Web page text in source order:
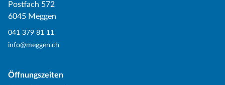
Postfach 572
6045 Meggen
041 379 81 11
info@meggen.ch
Öffnungszeiten